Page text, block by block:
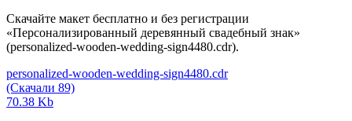
Скачайте макет бесплатно и без регистрации
«Персонализированный деревянный свадебный знак»
(personalized-wooden-wedding-sign4480.cdr).
personalized-wooden-wedding-sign4480.cdr
(Скачали 89)
70.38 Kb